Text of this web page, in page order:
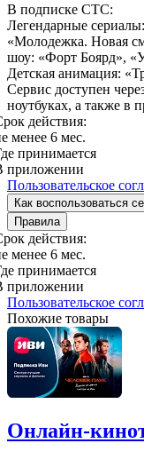
В подписке СТС:
Легендарные
«Молодежка. Новая
шоу: «Форт Боярд»,
Детская анимация:
Сервис доступен
ноутбуках, а также в
действия:
менее 6 мес.
принимается
приложении
Пользовательское
Как воспользоваться
Правила
действия:
менее 6 мес.
принимается
приложении
Пользовательское
Похожие товары
Онлайн-